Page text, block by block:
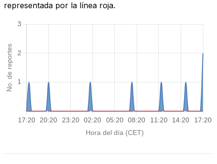
representada por la línea roja.